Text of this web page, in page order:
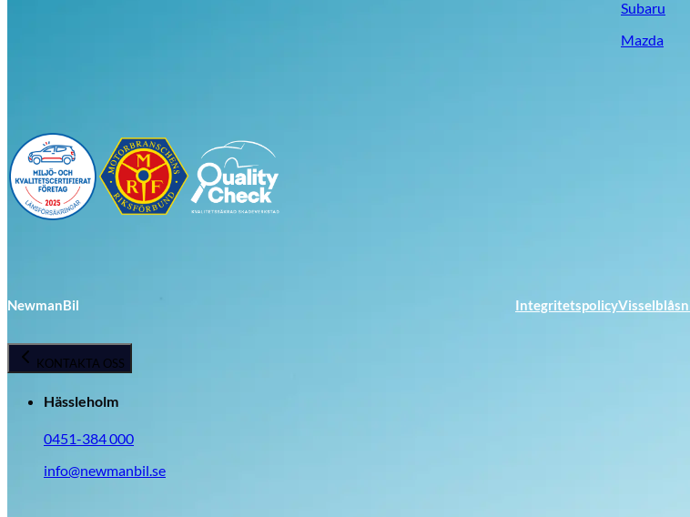
Subaru
Mazda
NewmanBil Integritetspolicy
KONTAKTA OSS
Hässleholm
0451-384 000
info@newmanbil.se